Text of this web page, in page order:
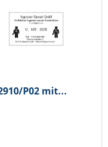
P02 mit...